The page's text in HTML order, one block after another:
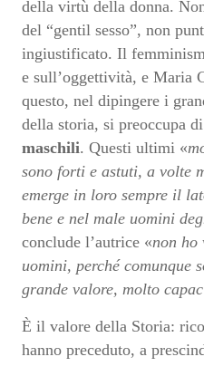
della virtù della donna.
del “gentil sesso”, non
ingiustificato. Il
e sull’oggettività, e Maria
questo, nel dipingere i
della storia, si preoccupa di
maschili. Questi ultimi «
sono forti e astuti, a volte
emerge in loro sempre il
bene e nel male uomini
conclude l’autrice «non
uomini, perché comunque
grande valore, molto
È il valore della Storia:
hanno preceduto, a